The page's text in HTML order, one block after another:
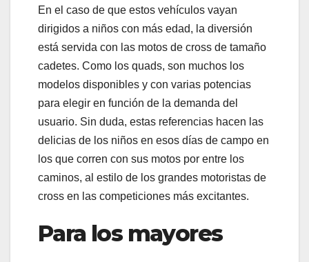
En el caso de que estos vehículos vayan
dirigidos a niños con más edad, la diversión
está servida con las motos de cross de tamaño
cadetes. Como los quads, son muchos los
modelos disponibles y con varias potencias
para elegir en función de la demanda del
usuario. Sin duda, estas referencias hacen las
delicias de los niños en esos días de campo en
los que corren con sus motos por entre los
caminos, al estilo de los grandes motoristas de
cross en las competiciones más excitantes.
Para los mayores